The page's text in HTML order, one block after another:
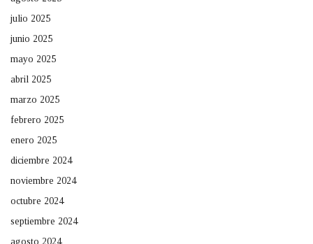
julio 2025
junio 2025
mayo 2025
abril 2025
marzo 2025
febrero 2025
enero 2025
diciembre 2024
noviembre 2024
octubre 2024
septiembre 2024
agosto 2024